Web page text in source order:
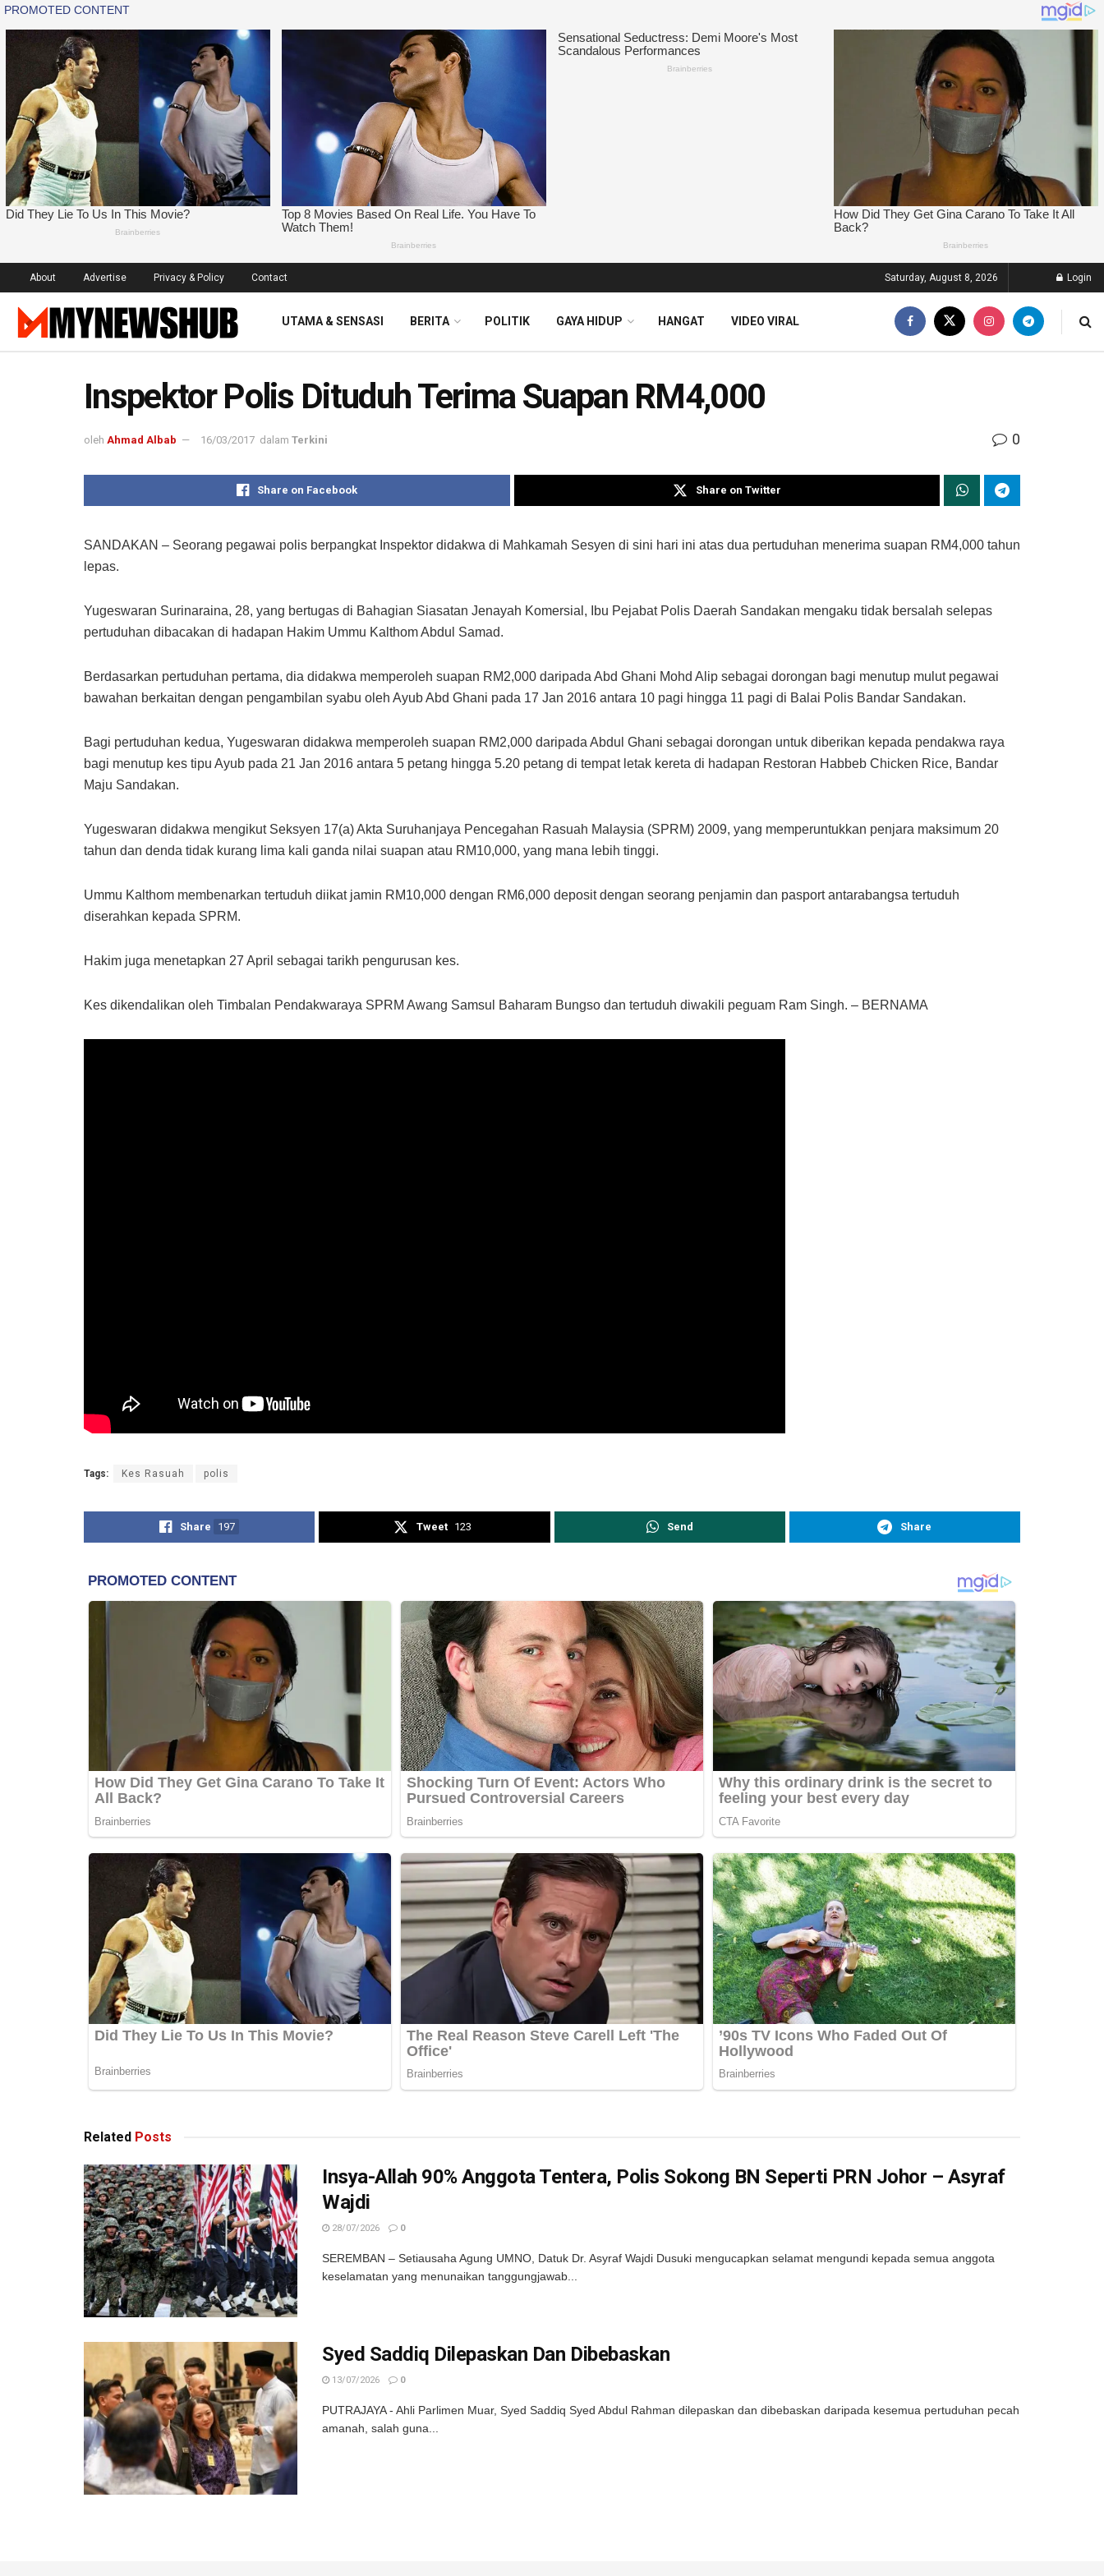
About Advertise Privacy & Policy Contact Saturday, August 8, 2026 Login
UTAMA & SENSASI BERITA POLITIK GAYA HIDUP HANGAT VIDEO VIRAL
Inspektor Polis Dituduh Terima Suapan RM4,000
oleh Ahmad Albab 16/03/2017 dalam Terkini 0
Share on Facebook Share on Twitter
SANDAKAN – Seorang pegawai polis berpangkat Inspektor didakwa di Mahkamah Sesyen di sini hari ini atas dua pertuduhan menerima suapan RM4,000 tahun
lepas.
Yugeswaran Surinaraina, 28, yang bertugas di Bahagian Siasatan Jenayah Komersial, Ibu Pejabat Polis Daerah Sandakan mengaku tidak bersalah selepas
pertuduhan dibacakan di hadapan Hakim Ummu Kalthom Abdul Samad.
Berdasarkan pertuduhan pertama, dia didakwa memperoleh suapan RM2,000 daripada Abd Ghani Mohd Alip sebagai dorongan bagi menutup mulut pegawai
bawahan berkaitan dengan pengambilan syabu oleh Ayub Abd Ghani pada 17 Jan 2016 antara 10 pagi hingga 11 pagi di Balai Polis Bandar Sandakan.
Bagi pertuduhan kedua, Yugeswaran didakwa memperoleh suapan RM2,000 daripada Abdul Ghani sebagai dorongan untuk diberikan kepada pendakwa raya
bagi menutup kes tipu Ayub pada 21 Jan 2016 antara 5 petang hingga 5.20 petang di tempat letak kereta di hadapan Restoran Habbeb Chicken Rice, Bandar
Maju Sandakan.
Yugeswaran didakwa mengikut Seksyen 17(a) Akta Suruhanjaya Pencegahan Rasuah Malaysia (SPRM) 2009, yang memperuntukkan penjara maksimum 20
tahun dan denda tidak kurang lima kali ganda nilai suapan atau RM10,000, yang mana lebih tinggi.
Ummu Kalthom membenarkan tertuduh diikat jamin RM10,000 dengan RM6,000 deposit dengan seorang penjamin dan pasport antarabangsa tertuduh
diserahkan kepada SPRM.
Hakim juga menetapkan 27 April sebagai tarikh pengurusan kes.
Kes dikendalikan oleh Timbalan Pendakwaraya SPRM Awang Samsul Baharam Bungso dan tertuduh diwakili peguam Ram Singh. – BERNAMA
Tags: Kes Rasuah polis
Share 197 Tweet 123 Send Share
Related Posts
Insya-Allah 90% Anggota Tentera, Polis Sokong BN Seperti PRN Johor – Asyraf
Wajdi
28/07/2026 0
SEREMBAN – Setiausaha Agung UMNO, Datuk Dr. Asyraf Wajdi Dusuki mengucapkan selamat mengundi kepada semua anggota
keselamatan yang menunaikan tanggungjawab...
Syed Saddiq Dilepaskan Dan Dibebaskan
13/07/2026 0
PUTRAJAYA - Ahli Parlimen Muar, Syed Saddiq Syed Abdul Rahman dilepaskan dan dibebaskan daripada kesemua pertuduhan pecah
amanah, salah guna...